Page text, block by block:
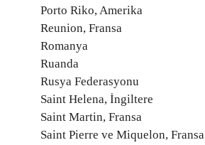
Porto Riko, Amerika
Reunion, Fransa
Romanya
Ruanda
Rusya Federasyonu
Saint Helena, İngiltere
Saint Martin, Fransa
Saint Pierre ve Miquelon, Fransa